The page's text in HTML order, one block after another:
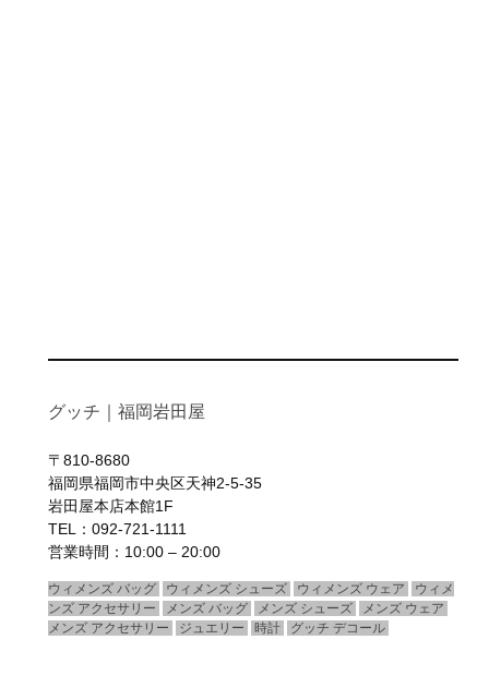
グッチ｜福岡岩田屋
〒810-8680
福岡県福岡市中央区天神2-5-35
岩田屋本店本館1F
TEL：092-721-1111
営業時間：10:00 – 20:00
ウィメンズ バッグ ウィメンズ シューズ ウィメンズ ウェア
ウィメ
ンズ アクセサリー
メンズ バッグ メンズ シューズ
メンズ ウェア
メンズ アクセサリー
ジュエリー 時計 グッチ デコール